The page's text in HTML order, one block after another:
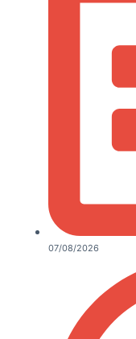
07/08/2026